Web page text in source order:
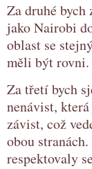
Za druhé
jako Nairobi
oblast se
měli být
Za třetí bych
nenávist,
závist, což
obou
respektovaly